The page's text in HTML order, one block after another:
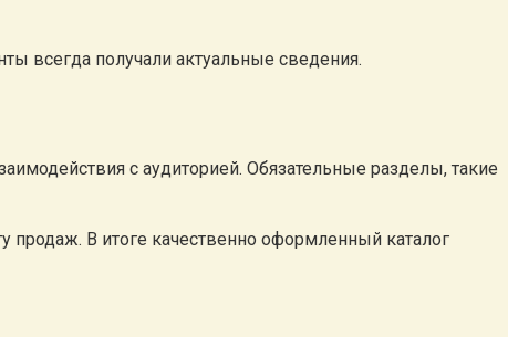
всегда получали актуальные сведения.
с аудиторией. Обязательные разделы, такие
продаж. В итоге качественно оформленный каталог